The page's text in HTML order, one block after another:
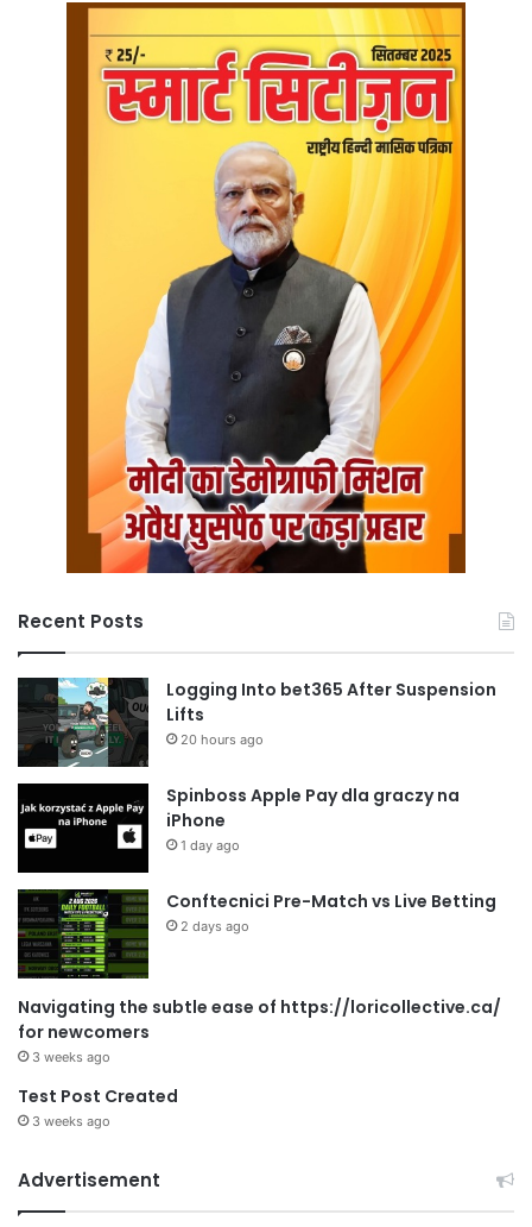
Recent Posts
Logging Into bet365 After Suspension
Lifts
20 hours ago
Spinboss Apple Pay dla graczy na
iPhone
1 day ago
Conftecnici Pre-Match vs Live Betting
2 days ago
Navigating the subtle ease of https://loricollective.ca/
for newcomers
3 weeks ago
Test Post Created
3 weeks ago
Advertisement